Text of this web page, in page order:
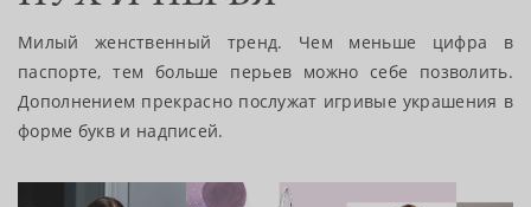
Милый женственный тренд. Чем меньше цифра в
паспорте, тем больше перьев можно себе позволить.
Дополнением прекрасно послужат игривые украшения в
форме букв и надписей.